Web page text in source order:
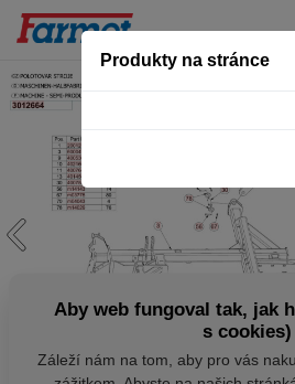
Produkty na stránce
Aby web fungoval tak, jak
s cookies)
Záleží nám na tom, aby pro vás